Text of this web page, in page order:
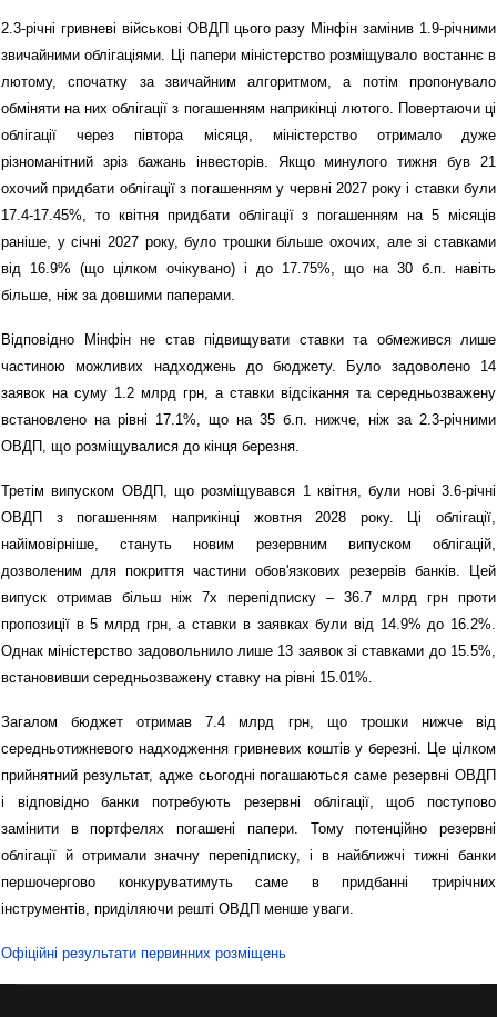
2.3-річні гривневі військові ОВДП цього разу Мінфін замінив 1.9-річними
звичайними облігаціями. Ці папери міністерство розміщувало востаннє в
лютому, спочатку за звичайним алгоритмом, а потім пропонувало
обміняти на них облігації з погашенням наприкінці лютого. Повертаючи ці
облігації через півтора місяця, міністерство отримало дуже
різноманітний зріз бажань інвесторів. Якщо минулого тижня був 21
охочий придбати облігації з погашенням у червні 2027 року і ставки були
17.4-17.45%, то квітня придбати облігації з погашенням на 5 місяців
раніше, у січні 2027 року, було трошки більше охочих, але зі ставками
від 16.9% (що цілком очікувано) і до 17.75%, що на 30 б.п. навіть
більше, ніж за довшими паперами.
Відповідно Мінфін не став підвищувати ставки та обмежився лише
частиною можливих надходжень до бюджету. Було задоволено 14
заявок на суму 1.2 млрд грн, а ставки відсікання та середньозважену
встановлено на рівні 17.1%, що на 35 б.п. нижче, ніж за 2.3-річними
ОВДП, що розміщувалися до кінця березня.
Третім випуском ОВДП, що розміщувався 1 квітня, були нові 3.6-річні
ОВДП з погашенням наприкінці жовтня 2028 року. Ці облігації,
найімовірніше, стануть новим резервним випуском облігацій,
дозволеним для покриття частини обов'язкових резервів банків. Цей
випуск отримав більш ніж 7х перепідписку – 36.7 млрд грн проти
пропозиції в 5 млрд грн, а ставки в заявках були від 14.9% до 16.2%.
Однак міністерство задовольнило лише 13 заявок зі ставками до 15.5%,
встановивши середньозважену ставку на рівні 15.01%.
Загалом бюджет отримав 7.4 млрд грн, що трошки нижче від
середньотижневого надходження гривневих коштів у березні. Це цілком
прийнятний результат, адже сьогодні погашаються саме резервні ОВДП
і відповідно банки потребують резервні облігації, щоб поступово
замінити в портфелях погашені папери. Тому потенційно резервні
облігації й отримали значну перепідписку, і в найближчі тижні банки
першочергово конкуруватимуть саме в придбанні трирічних
інструментів, приділяючи решті ОВДП менше уваги.
Офіційні результати первинних розміщень